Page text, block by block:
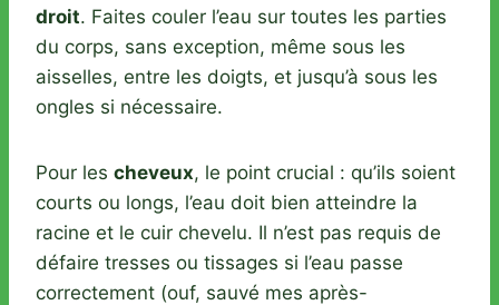
droit. Faites couler l’eau sur toutes les parties
du corps, sans exception, même sous les
aisselles, entre les doigts, et jusqu’à sous les
ongles si nécessaire.
Pour les cheveux, le point crucial : qu’ils soient
courts ou longs, l’eau doit bien atteindre la
racine et le cuir chevelu. Il n’est pas requis de
défaire tresses ou tissages si l’eau passe
correctement (ouf, sauvé mes après-